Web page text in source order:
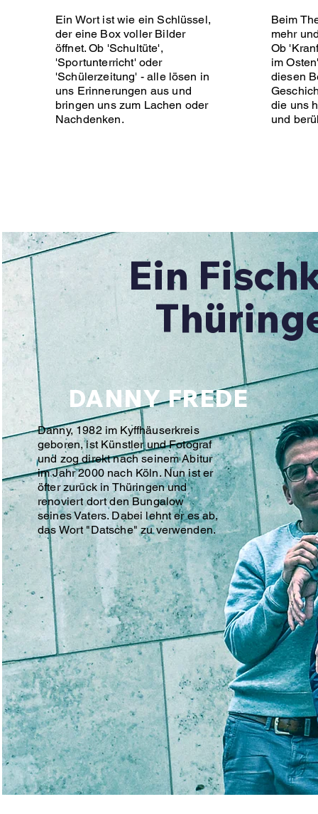
Ein Wort ist wie ein Schlüssel,
der eine Box voller Bilder
öffnet. Ob 'Schultüte',
'Sportunterricht' oder
'Schülerzeitung' - alle lösen in
uns Erinnerungen aus und
bringen uns zum Lachen oder
Nachdenken.
Beim
mehr
Ob
im
diesen
die uns
und
Danny, 1982 im Kyffhäuserkreis
geboren, ist Künstler und Fotograf
und zog direkt nach seinem Abitur
im Jahr 2000 nach Köln. Nun ist er
öfter zurück in Thüringen und
renoviert dort den Bungalow
seines Vaters. Dabei lehnt er es ab,
das Wort "Datsche" zu verwenden.
Ein
DANNY FREDE